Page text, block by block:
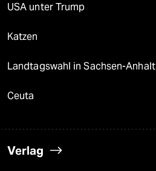
USA unter Trump
Katzen
Landtagswahl in Sachsen-Anhalt
Ceuta
Verlag